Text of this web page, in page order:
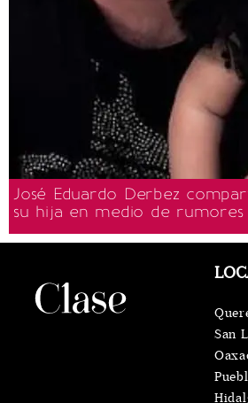
José Eduardo Derbez
su hija en medio de rumores
San